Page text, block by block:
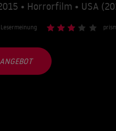
• Horrorfilm • USA
Lesermeinung